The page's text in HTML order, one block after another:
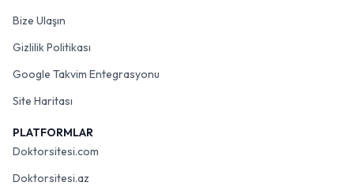
Bize Ulaşın
Gizlilik Politikası
Google Takvim Entegrasyonu
Site Haritası
PLATFORMLAR
Doktorsitesi.com
Doktorsitesi.az